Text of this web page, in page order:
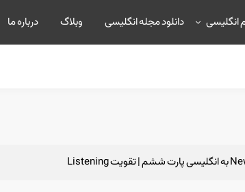
انگلیسی دانلود مجله انگلیسی وبلاگ درباره ما